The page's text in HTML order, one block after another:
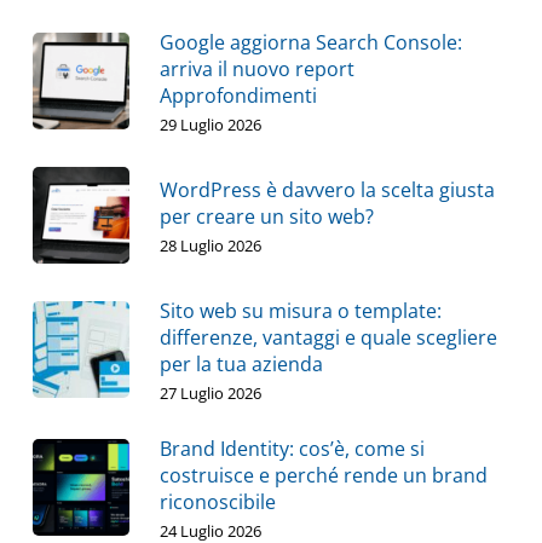
Google aggiorna Search Console:
arriva il nuovo report
Approfondimenti
29 Luglio 2026
WordPress è davvero la scelta giusta
per creare un sito web?
28 Luglio 2026
Sito web su misura o template:
differenze, vantaggi e quale scegliere
per la tua azienda
27 Luglio 2026
Brand Identity: cos’è, come si
costruisce e perché rende un brand
riconoscibile
24 Luglio 2026